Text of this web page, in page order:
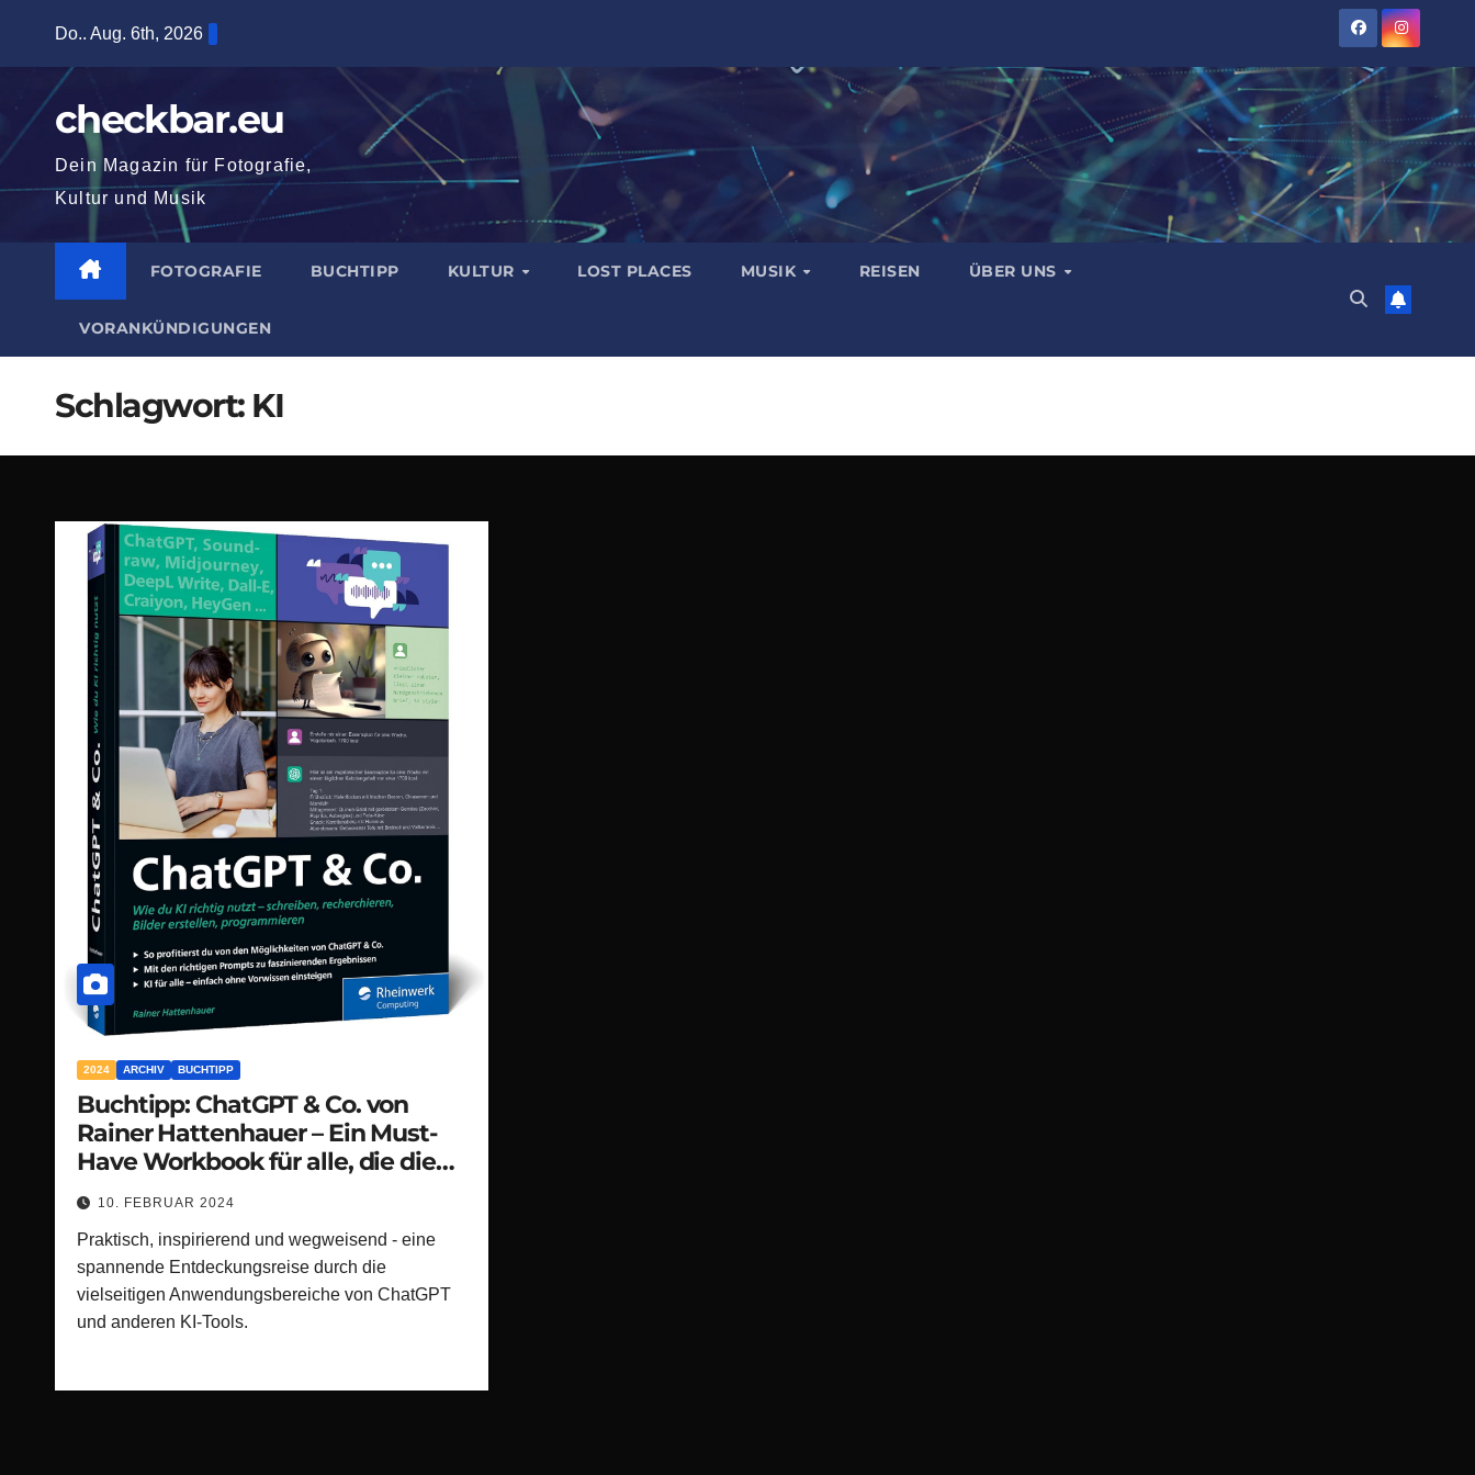
springen
Do.. Aug. 6th, 2026
checkbar.eu
Dein Magazin für Fotografie,
Kultur und Musik
FOTOGRAFIE BUCHTIPP KULTUR LOST PLACES MUSIK REISEN ÜBER UNS
VORANKÜNDIGUNGEN
Schlagwort: KI
2024 ARCHIV BUCHTIPP
Buchtipp: ChatGPT & Co. von
Rainer Hattenhauer – Ein Must-
Have Workbook für alle, die die
Welt der künstlichen Intelligenz
erobern wollen!
10. FEBRUAR 2024
Praktisch, inspirierend und wegweisend - eine
spannende Entdeckungsreise durch die
vielseitigen Anwendungsbereiche von ChatGPT
und anderen KI-Tools.